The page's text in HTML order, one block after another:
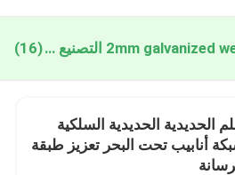
2mm galvanized welded wire mesh التصنيع عبر الإنترنت(16)
الحديدية الحديدية السلكية
أنابيب تحت البحر تعزيز طبقة